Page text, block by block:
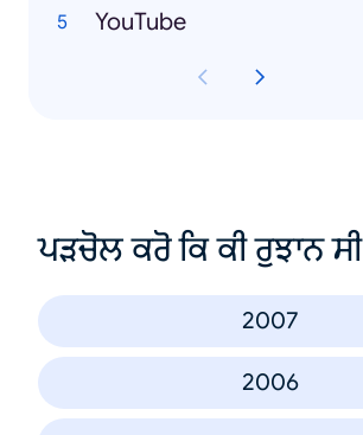
YouTube
ਪੜਚੋਲ ਕਰੋ ਕਿ ਕੀ ਰੁਝਾਨ ਸੀ
2007
2006